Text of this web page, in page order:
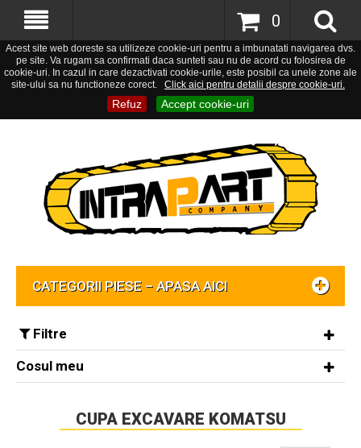
Acest site web doreste sa utilizeze cookie-uri pentru a imbunatati navigarea dvs.
pe site. Va rugam sa confirmati daca sunteti sau nu de acord cu folosirea de
cookie-uri. In cazul in care dezactivati cookie-urile, este posibil ca unele zone ale
site-ului sa nu functioneze corect.
Click aici pentru detalii despre cookie-uri.
Refuz Accept cookie-uri
0
CATEGORII PIESE – APASA AICI
Filtre
Cosul meu
CUPA EXCAVARE KOMATSU